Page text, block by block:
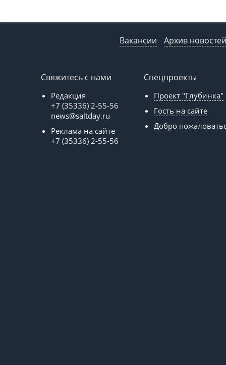
Вакансии Архив новостей
Свяжитесь с нами
Редакция
+7 (35336) 2-55-56
news@saltday.ru
Реклама на сайте
+7 (35336) 2-55-56
Спецпроекты
Проект "Глубинка"
Гость на сайте
Добро